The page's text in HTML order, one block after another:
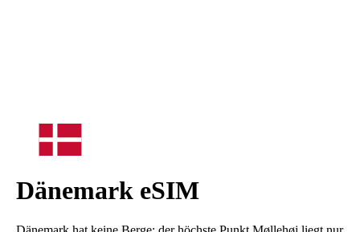
Dänemark eSIM